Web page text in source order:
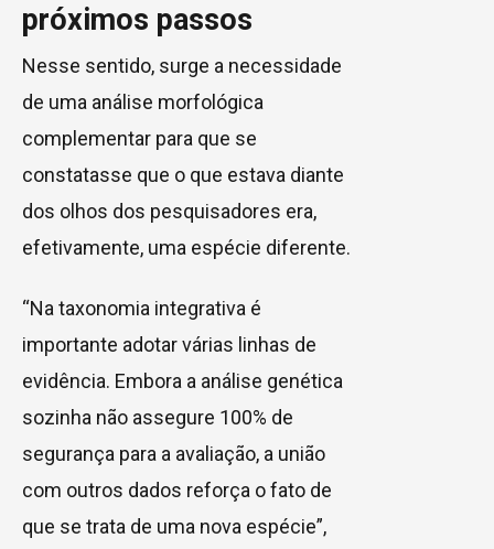
próximos passos
Nesse sentido, surge a necessidade
de uma análise morfológica
complementar para que se
constatasse que o que estava diante
dos olhos dos pesquisadores era,
efetivamente, uma espécie diferente.
“Na taxonomia integrativa é
importante adotar várias linhas de
evidência. Embora a análise genética
sozinha não assegure 100% de
segurança para a avaliação, a união
com outros dados reforça o fato de
que se trata de uma nova espécie”,